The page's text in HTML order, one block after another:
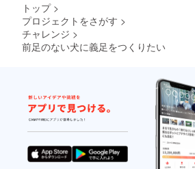
トップ >
プロジェクトをさがす >
チャレンジ >
前足のない犬に義足をつくりたい